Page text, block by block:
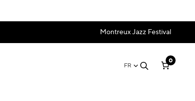
Montreux Jazz Festival
FR
0